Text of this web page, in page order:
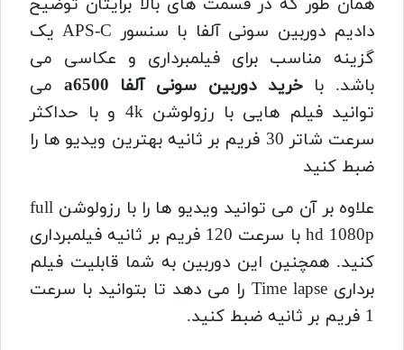
دادیم دوربین سونی آلفا با سنسور APS-C یک
گزینه مناسب برای فیلمبرداری و عکاسی می
باشد. باخرید دوربین سونی آلفا a6500
می
توانید فیلم هایی با رزولوشن 4k و با حداکثر
سرعت شاتر 30 فریم بر ثانیه بهترین ویدیو ها را
ضبط کنید
علاوه بر آن می توانید ویدیو ها را با رزولوشن full
hd 1080p با سرعت 120 فریم بر ثانیه فیلمبرداری
کنید. همچنین این دوربین به شما قابلیت فیلم
برداری Time lapse را می دهد تا بتوانید با سرعت
1 فریم بر ثانیه ضبط کنید.